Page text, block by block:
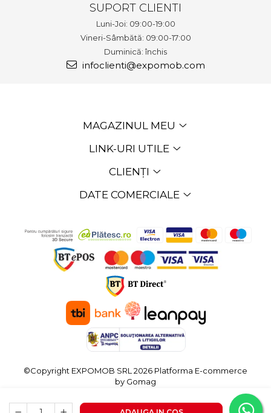
SUPORT CLIENTI
Luni-Joi: 09:00-19:00
Vineri-Sâmbătă: 09:00-17:00
Duminică: închis
infoclienti@expomob.com
MAGAZINUL MEU
LINK-URI UTILE
CLIENȚI
DATE COMERCIALE
©Copyright EXPOMOB SRL 2026 Platforma E-commerce
by Gomag